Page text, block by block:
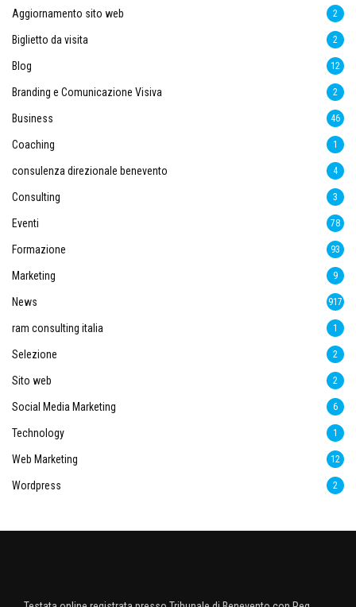
Aggiornamento sito web 2
Biglietto da visita 2
Blog 12
Branding e Comunicazione Visiva 2
Business 46
Coaching 1
consulenza direzionale benevento 4
Consulting 3
Eventi 78
Formazione 93
Marketing 9
News 917
ram consulting italia 1
Selezione 2
Sito web 2
Social Media Marketing 6
Technology 1
Web Marketing 12
Wordpress 2